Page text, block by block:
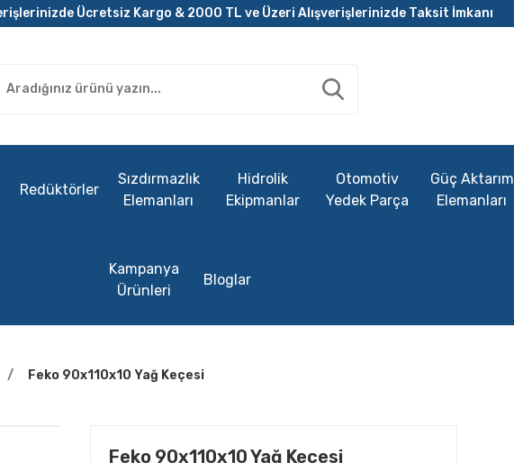
Ücretsiz Kargo & 2000 TL ve Üzeri Alışverişlerinizde Taksit İmkanı
Redüktörler
Sızdırmazlık
Elemanları
Hidrolik
Ekipmanlar
Otomotiv
Yedek Parça
Güç Aktarım
Elemanları
Kampanya
Ürünleri
Bloglar
Feko 90x110x10 Yağ Keçesi
Feko 90x110x10 Yağ Keçesi